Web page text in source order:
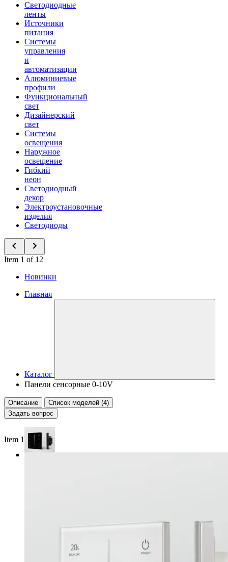
Светодиодные
ленты
Источники
питания
Системы
управления
и
автоматизации
Алюминиевые
профили
Функциональный
свет
Дизайнерский
свет
Системы
освещения
Наружное
освещение
Гибкий
неон
Светодиодный
декор
Электроустановочные
изделия
Светодиоды
Item 1 of 12
Новинки
Главная
Каталог
Панели сенсорные 0-10V
Описание
Список моделей (4)
Задать вопрос
Item 1 of 4